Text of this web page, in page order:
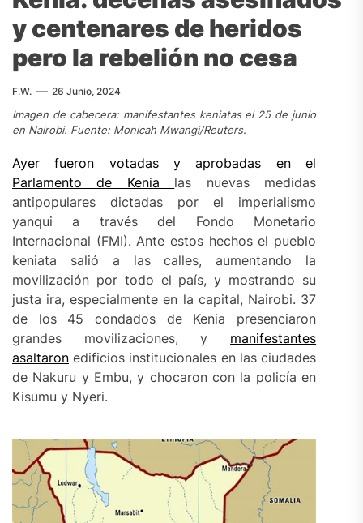
y centenares de heridos
pero la rebelión no cesa
F.W. 26 Junio, 2024
Imagen de cabecera: manifestantes keniatas el 25 de junio
en Nairobi. Fuente: Monicah Mwangi/Reuters.
Ayer fueron votadas y aprobadas en el
Parlamento de Kenia las nuevas medidas
antipopulares dictadas por el imperialismo
yanqui a través del Fondo Monetario
Internacional (FMI). Ante estos hechos el pueblo
keniata salió a las calles, aumentando la
movilización por todo el país, y mostrando su
justa ira, especialmente en la capital, Nairobi. 37
de los 45 condados de Kenia presenciaron
grandes movilizaciones, y manifestantes
asaltaron edificios institucionales en las ciudades
de Nakuru y Embu, y chocaron con la policía en
Kisumu y Nyeri.